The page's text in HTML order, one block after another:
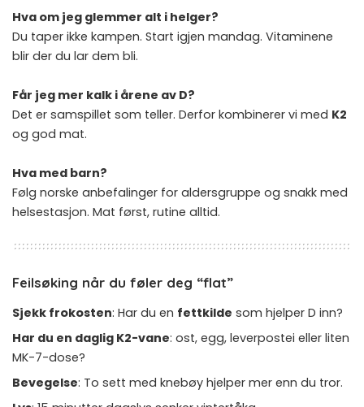
Hva om jeg glemmer alt i helger?
Du taper ikke kampen. Start igjen mandag. Vitaminene
blir der du lar dem bli.
Får jeg mer kalk i årene av D?
Det er samspillet som teller. Derfor kombinerer vi med K2
og god mat.
Hva med barn?
Følg norske anbefalinger for aldersgruppe og snakk med
helsestasjon. Mat først, rutine alltid.
Feilsøking når du føler deg “flat”
Sjekk frokosten: Har du en fettkilde som hjelper D inn?
Har du en daglig K2-vane: ost, egg, leverpostei eller liten
MK-7-dose?
Bevegelse: To sett med knebøy hjelper mer enn du tror.